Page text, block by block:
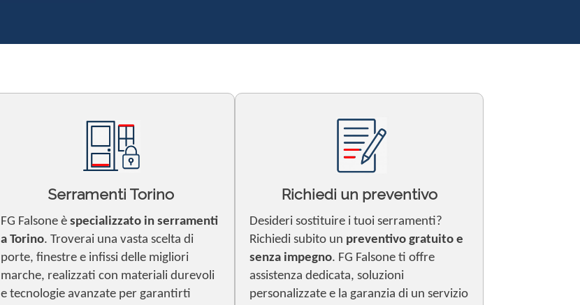
Serramenti Torino
FG Falsone è specializzato in serramenti
a Torino. Troverai una vasta scelta di
porte, finestre e infissi delle migliori
marche, realizzati con materiali durevoli
e tecnologie avanzate per garantirti
Richiedi un preventivo
Desideri sostituire i tuoi serramenti?
Richiedi subito un preventivo gratuito e
senza impegno. FG Falsone ti offre
assistenza dedicata, soluzioni
personalizzate e la garanzia di un servizio